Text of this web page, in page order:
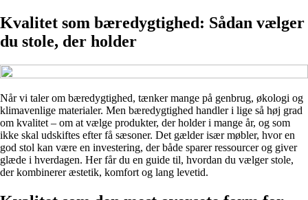
Kvalitet som bæredygtighed: Sådan vælger
du stole, der holder
Når vi taler om bæredygtighed, tænker mange på genbrug, økologi og
klimavenlige materialer. Men bæredygtighed handler i lige så høj grad
om kvalitet – om at vælge produkter, der holder i mange år, og som
ikke skal udskiftes efter få sæsoner. Det gælder især møbler, hvor en
god stol kan være en investering, der både sparer ressourcer og giver
glæde i hverdagen. Her får du en guide til, hvordan du vælger stole,
der kombinerer æstetik, komfort og lang levetid.